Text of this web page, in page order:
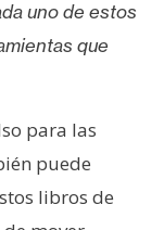
uno de estos
que
para las
puede
libros de